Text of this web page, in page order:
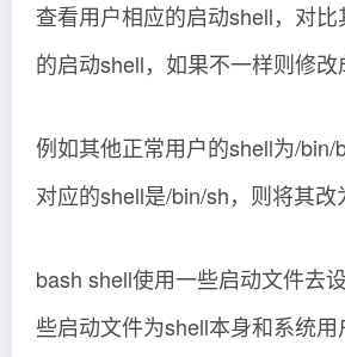
查看用户相应的启动shell，对
的启动shell，如果不一样则修改
例如其他正常用户的shell为/bin/
对应的shell是/bin/sh，则将其改
bash shell使用一些启动文件去
些启动文件为shell本身和系统